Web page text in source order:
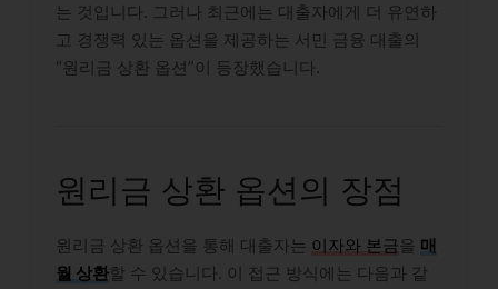
는 것입니다. 그러나 최근에는 대출자에게 더 유연하
고 경쟁력 있는 옵션을 제공하는 서민 금융 대출의
“원리금 상환 옵션”이 등장했습니다.
원리금 상환 옵션의 장점
원리금 상환 옵션을 통해 대출자는 이자와 본금을 매
월 상환할 수 있습니다. 이 접근 방식에는 다음과 같